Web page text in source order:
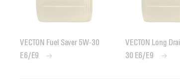
VECTON Fuel Saver 5W-30
E6/E9
VECTON Long
30 E6/E9